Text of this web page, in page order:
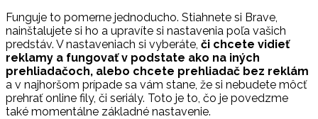
Funguje to pomerne jednoducho. Stiahnete si Brave,
nainštalujete si ho a upravíte si nastavenia poľa vašich
predstáv. V nastaveniach si vyberáte, či chcete vidieť
reklamy a fungovať v podstate ako na iných
prehliadačoch, alebo chcete prehliadač bez reklám
a v najhoršom prípade sa vám stane, že si nebudete môcť
prehrať online fily, či seriály. Toto je to, čo je povedzme
také momentálne základné nastavenie.